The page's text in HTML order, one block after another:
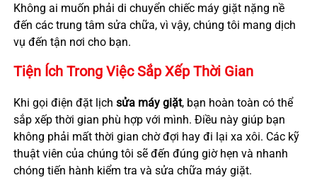
Không ai muốn phải di chuyển chiếc máy giặt nặng nề
đến các trung tâm sửa chữa, vì vậy, chúng tôi mang dịch
vụ đến tận nơi cho bạn.
Tiện Ích Trong Việc Sắp Xếp Thời Gian
Khi gọi điện đặt lịch sửa máy giặt, bạn hoàn toàn có thể
sắp xếp thời gian phù hợp với mình. Điều này giúp bạn
không phải mất thời gian chờ đợi hay đi lại xa xôi. Các kỹ
thuật viên của chúng tôi sẽ đến đúng giờ hẹn và nhanh
chóng tiến hành kiểm tra và sửa chữa máy giặt.